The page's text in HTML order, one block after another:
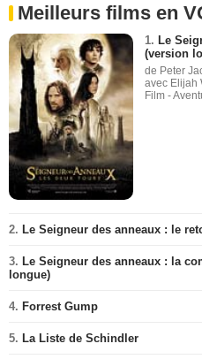
Meilleurs films en
1. Le
(version
de Peter
avec Elijah
Film -
2. Le Seigneur des anneaux : le
3. Le Seigneur des anneaux : la
longue)
4. Forrest Gump
5. La Liste de Schindler